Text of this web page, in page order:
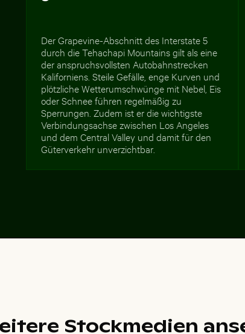
Der Grapevine-Abschnitt des Interstate 5
durch die Tehachapi Mountains gilt als eine
der anspruchsvollsten Autobahnstrecken
Kaliforniens. Steile Gefälle, enge Kurven und
plötzliche Wetterumschwünge mit Nebel, Eis
oder Schnee führen regelmäßig zu
Sperrungen. Zudem ist er die wichtigste
Verbindungsachse zwischen Los Angeles
und dem Central Valley und damit für den
Güterverkehr unverzichtbar.
Stockmedien